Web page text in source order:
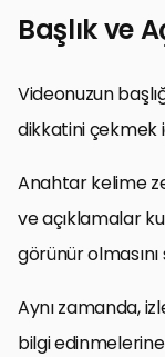
Başlık ve
Videonuzun
dikkatini çekmek
Anahtar kelime
ve açıklamalar
görünür olmasını
Aynı zamanda,
bilgi